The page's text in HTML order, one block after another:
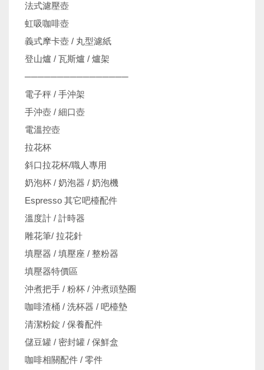
法式濾壓壺
虹吸咖啡壺
義式摩卡壺 / 丸型濾紙
登山爐 / 瓦斯爐 / 爐架
────────────────
電子秤 / 手沖架
手沖壺 / 細口壺
電溫控壺
拉花杯
斜口拉花杯/職人專用
奶泡杯 / 奶泡器 / 奶泡機
Espresso 其它吧檯配件
溫度計 / 計時器
雕花筆/ 拉花針
填壓器 / 填壓座 / 整粉器
填壓器特價區
沖煮把手 / 粉杯 / 沖煮頭墊圈
咖啡渣桶 / 洗杯器 / 吧檯墊
清潔粉錠 / 保養配件
儲豆罐 / 密封罐 / 保鮮盒
咖啡相關配件 / 零件